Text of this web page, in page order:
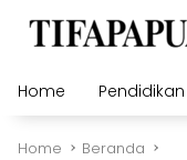
Home
Pendidikan
Home Beranda